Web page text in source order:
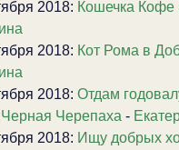
2018: Кошечка Кофе
2018: Кот Рома в
2018: Отдам
Черная Черепаха -
2018: Ищу добрых